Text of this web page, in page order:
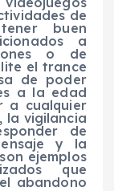
de
buen
a
o de
el trance
de poder
a la edad
a cualquier
la vigilancia
de
y la
ejemplos
que
abandono